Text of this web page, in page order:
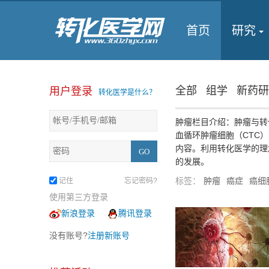
首页 研究
用户登录 转化医学是什么？
记住 忘记密码?
使用第三方登录
新浪登录
腾讯登录
没有账号?注册新账号
全部 组学 新药
肿瘤栏目介绍：肿瘤与
血循环肿瘤细胞（CTC
内容。利用转化医学的
的发展。
标签：
肿瘤 癌症 癌细